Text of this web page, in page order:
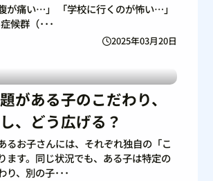
2025年03月20日
が痛い…」 「学校に行くのが怖い…」
候群（･･･
がある子のこだわり、
、どう広げる？
るお子さんには、それぞれ独自の「こ
ます。同じ状況でも、ある子は特定の
り、別の子･･･